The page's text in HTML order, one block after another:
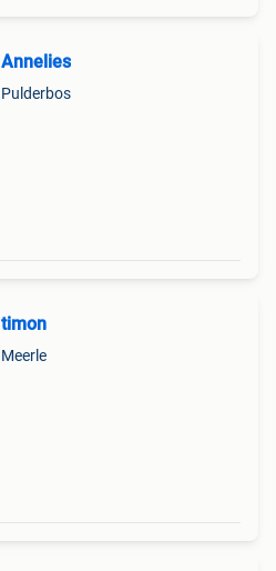
Annelies
Pulderbos
timon
Meerle